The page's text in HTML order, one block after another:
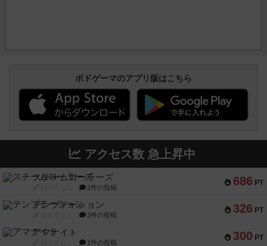
ボドゲーマのアプリ版はこちら
アクセス数 急上昇中
686 PT
スチームローラーズ
2件の投稿
326 PT
テンプテーション
2件の投稿
300 PT
アマナイト
1件の投稿